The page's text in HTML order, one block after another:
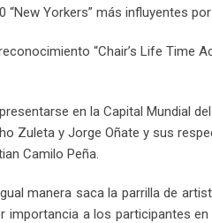
Yorkers” más influyentes
“Chair’s Life Time
en la Capital Mundial
Zuleta y Jorge Oñate y sus
Camilo Peña.
manera saca la parrilla de
importancia a los participantes